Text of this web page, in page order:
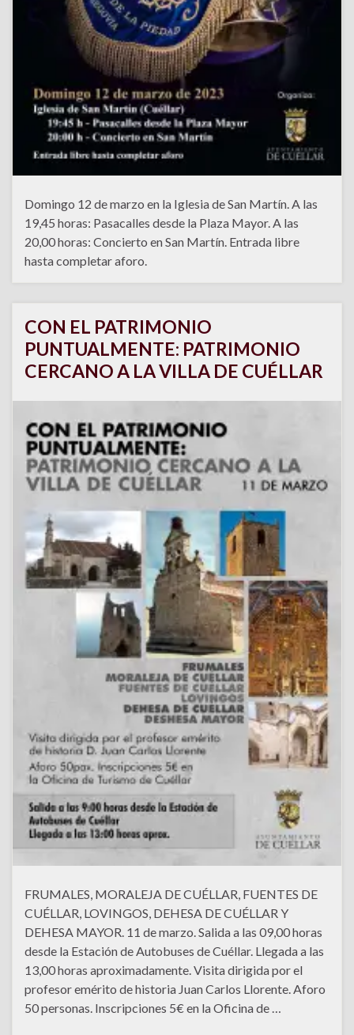
Domingo 12 de marzo en la Iglesia de San Martín. A las
19,45 horas: Pasacalles desde la Plaza Mayor. A las
20,00 horas: Concierto en San Martín. Entrada libre
hasta completar aforo.
CON EL PATRIMONIO
PUNTUALMENTE: PATRIMONIO
CERCANO A LA VILLA DE CUÉLLAR
FRUMALES, MORALEJA DE CUÉLLAR, FUENTES DE
CUÉLLAR, LOVINGOS, DEHESA DE CUÉLLAR Y
DEHESA MAYOR. 11 de marzo. Salida a las 09,00 horas
desde la Estación de Autobuses de Cuéllar. Llegada a las
13,00 horas aproximadamente. Visita dirigida por el
profesor emérito de historia Juan Carlos Llorente. Aforo
50 personas. Inscripciones 5€ en la Oficina de …